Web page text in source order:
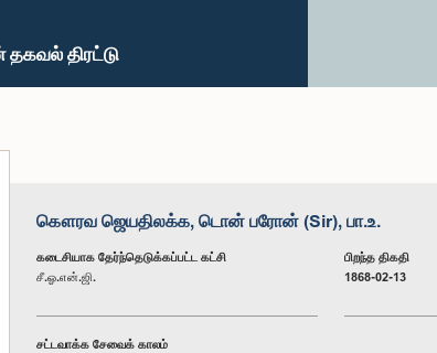
தகவல் திரட்டு
கௌரவ ஜெயதிலக்க, டொன் பரோன் (Sir), பா.உ.
கடைசியாக தேர்ந்தெடுக்கப்பட்ட கட்சி
சீ.ஓ.என்.ஜி.
பிறந்த திகதி
1868-02-13
சட்டவாக்க சேவைக் காலம்